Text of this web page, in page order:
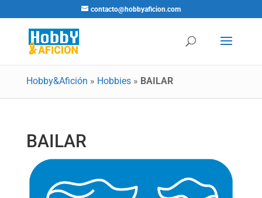
contacto@hobbyaficion.com
Hobby&Afición » Hobbies» BAILAR
BAILAR